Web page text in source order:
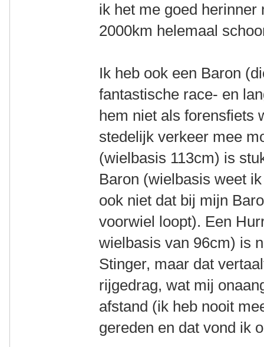
ik het me goed
2000km helemaal
Ik heb ook een Baron
fantastische race- en
hem niet als forensfiets
stedelijk verkeer mee
(wielbasis 113cm) is
Baron (wielbasis weet
ook niet dat bij mijn
voorwiel loopt). Een
wielbasis van 96cm) is
Stinger, maar dat
rijgedrag, wat mij
afstand (ik heb nooit
gereden en dat vond ik